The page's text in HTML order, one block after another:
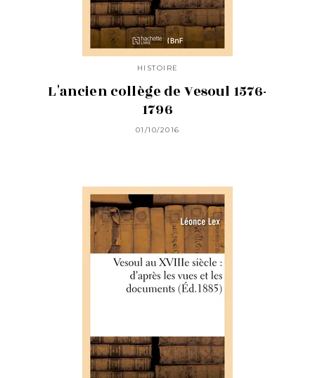
HISTOIRE
L'ancien collège de Vesoul 1576-
1796
01/10/2016